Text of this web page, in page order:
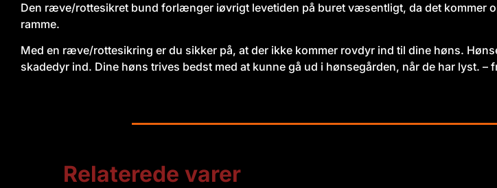
Den ræve/rottesikret bund forlænger iøvrigt levetiden på buret væsentligt, da det kommer
ramme.
Med en ræve/rottesikring er du sikker på, at der ikke kommer rovdyr ind til dine høns.
skadedyr ind. Dine høns trives bedst med at kunne gå ud i hønsegården, når de har lyst. –
Relaterede varer